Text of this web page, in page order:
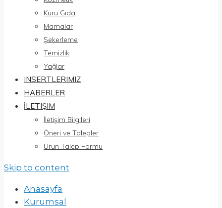
Kuru Gıda
Mamalar
Şekerleme
Temizlik
Yağlar
INSERTLERIMIZ
HABERLER
İLETIŞIM
İletişim Bilgileri
Öneri ve Talepler
Ürün Talep Formu
Skip to content
Anasayfa
Kurumsal